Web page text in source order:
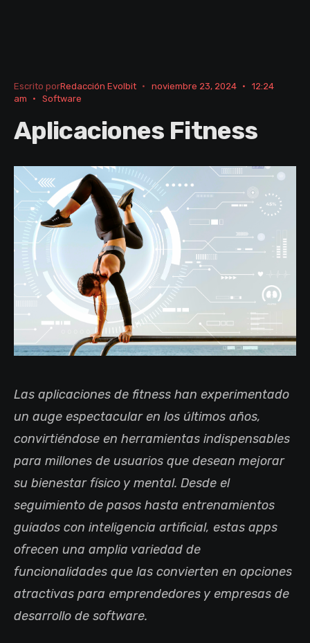
Escrito porRedacción Evolbit • noviembre 23, 2024 •
12:24
am
• Software
Aplicaciones Fitness
Las aplicaciones de fitness han experimentado
un auge espectacular en los últimos años,
convirtiéndose en herramientas indispensables
para millones de usuarios que desean mejorar
su bienestar físico y mental. Desde el
seguimiento de pasos hasta entrenamientos
guiados con inteligencia artificial, estas apps
ofrecen una amplia variedad de
funcionalidades que las convierten en opciones
atractivas para emprendedores y empresas de
desarrollo de software.